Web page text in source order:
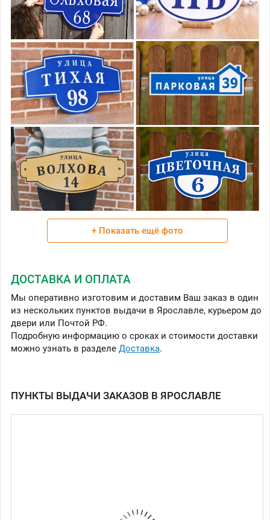
+ Показать ещё фото
ДОСТАВКА И ОПЛАТА
Мы оперативно изготовим и доставим Ваш заказ в один
из нескольких пунктов выдачи в Ярославле, курьером до
двери или Почтой РФ.
Подробную информацию о сроках и стоимости доставки
можно узнать в разделе Доставка.
ПУНКТЫ ВЫДАЧИ ЗАКАЗОВ В ЯРОСЛАВЛЕ